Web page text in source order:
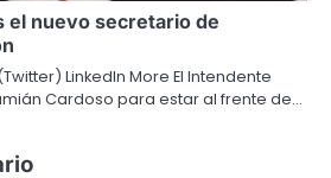
el nuevo secretario de
LinkedIn More El Intendente
Cardoso para estar al frente de…